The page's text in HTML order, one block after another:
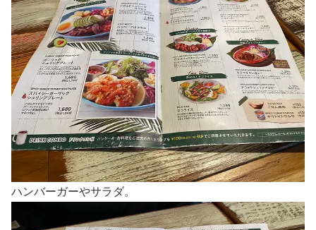
ハンバーガーやサラダ。